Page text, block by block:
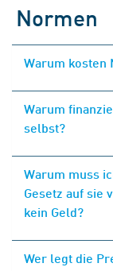
Normen
Warum kosten
Warum
selbst?
Warum muss
Gesetz auf sie
kein Geld?
Wer legt die